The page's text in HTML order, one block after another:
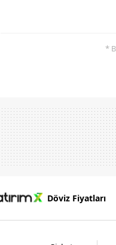
*
Döviz Fiyatları